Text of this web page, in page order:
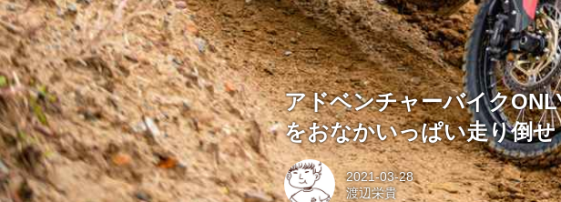
アドベンチャーバイク
をおなかいっぱい走り倒せ
2021-03-28
渡辺栄貴